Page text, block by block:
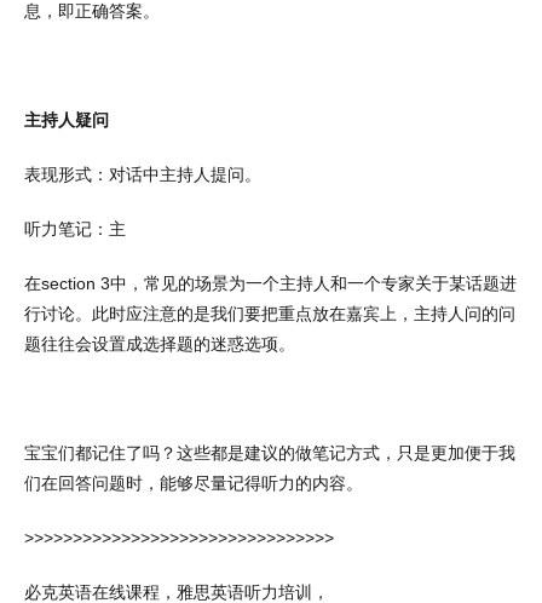
息，即正确答案。
主持人疑问
表现形式：对话中主持人提问。
听力笔记：主
在section 3中，常见的场景为一个主持人和一个专家关于某话题进
行讨论。此时应注意的是我们要把重点放在嘉宾上，主持人问的问
题往往会设置成选择题的迷惑选项。
宝宝们都记住了吗？这些都是建议的做笔记方式，只是更加便于我
们在回答问题时，能够尽量记得听力的内容。
>>>>>>>>>>>>>>>>>>>>>>>>>>>>>>>>
必克英语在线课程，雅思英语听力培训，